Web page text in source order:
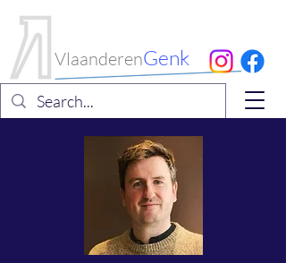
VlaanderenGenk